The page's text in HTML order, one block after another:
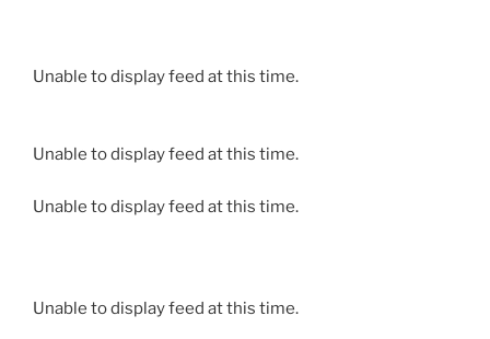
Unable to display feed at this time.
Unable to display feed at this time.
Unable to display feed at this time.
Unable to display feed at this time.